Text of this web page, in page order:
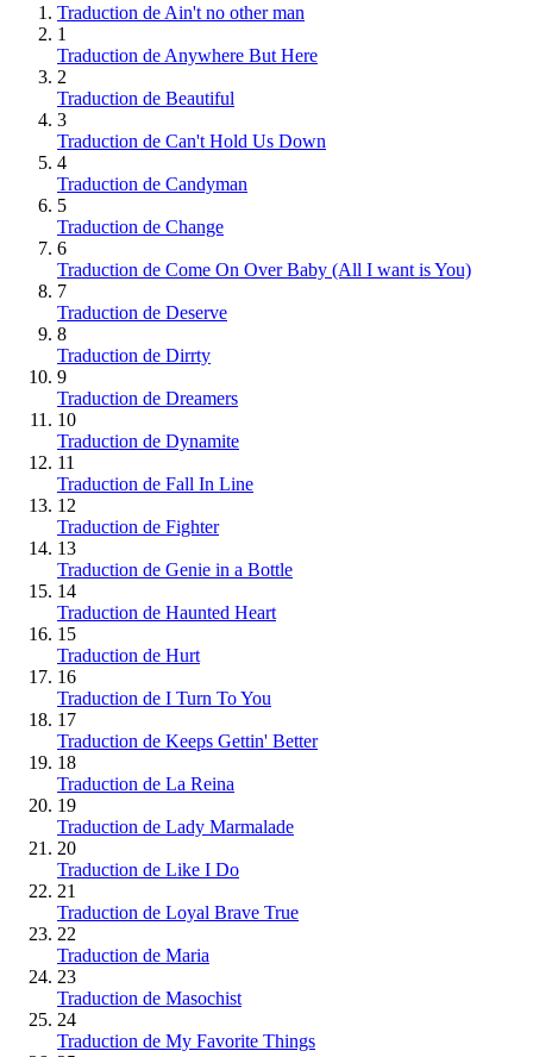
Traduction de Ain't no other man
1
Traduction de Anywhere But Here
2
Traduction de Beautiful
3
Traduction de Can't Hold Us Down
4
Traduction de Candyman
5
Traduction de Change
6
Traduction de Come On Over Baby (All I want is You)
7
Traduction de Deserve
8
Traduction de Dirrty
9
Traduction de Dreamers
10
Traduction de Dynamite
11
Traduction de Fall In Line
12
Traduction de Fighter
13
Traduction de Genie in a Bottle
14
Traduction de Haunted Heart
15
Traduction de Hurt
16
Traduction de I Turn To You
17
Traduction de Keeps Gettin' Better
18
Traduction de La Reina
19
Traduction de Lady Marmalade
20
Traduction de Like I Do
21
Traduction de Loyal Brave True
22
Traduction de Maria
23
Traduction de Masochist
24
Traduction de My Favorite Things